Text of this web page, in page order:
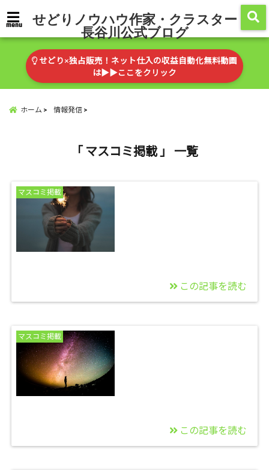
menu せどりノウハウ作家・クラスター
長谷川公式ブログ
せどり×独占販売！ネット仕入の収益自動化無料動画
は▶︎▶︎ここをクリック
ホーム 情報発信
「 マスコミ掲載 」 一覧
マスコミ掲載
でた動画をフル公開！
この記事を読む
マスコミ掲載
この記事を読む